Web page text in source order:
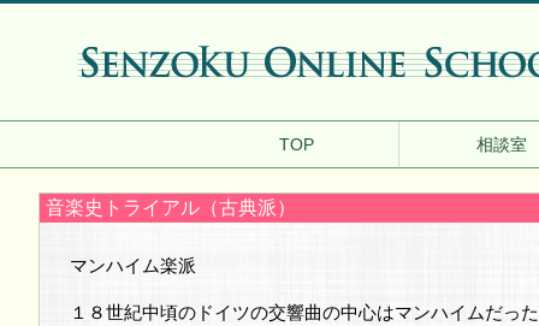
TOP 相談室
音楽史トライアル（古典派）
マンハイム楽派
１８世紀中頃のドイツの交響曲の中心はマンハイムだっ